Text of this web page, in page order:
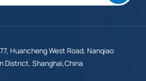
Huancheng West Road, Nanqiao
District, Shanghai,China